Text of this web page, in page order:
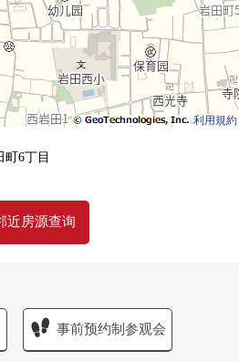
利用規約
町6丁目
近房源查询
事前预约制参观会